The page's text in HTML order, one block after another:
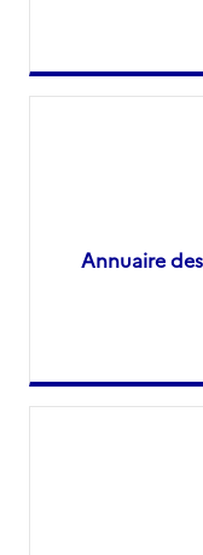
Annuaire